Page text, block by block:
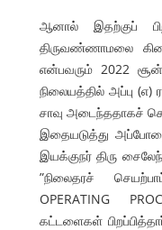
ஆனால் இதற்குப்
திருவண்ணாமலை
என்பவரும் 2022
நிலையத்தில் அப்பு
சாவு அடைந்ததாகச்
இதையடுத்து
இயக்குநர் திரு
”நிலைதரச்
OPERATING
கட்டளைகள்